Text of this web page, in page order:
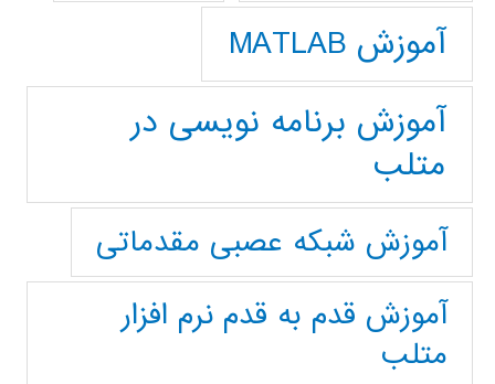
آموزش MATLAB
آموزش برنامه نویسی در
متلب
آموزش شبکه عصبی مقدماتی
آموزش قدم به قدم نرم افزار
متلب